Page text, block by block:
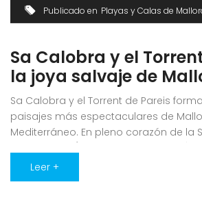
Publicado en Playas y Calas de
Sa Calobra y el
la joya salvaje de
Sa Calobra y el Torrent de Pareis
paisajes más espectaculares de
Mediterráneo. En pleno corazón de la
de cantos se abre al final de un
paredes de roca que caen al mar. No
Leer +